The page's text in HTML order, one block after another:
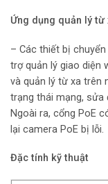
Ứng dụng quản lý
– Các thiết bị
trợ quản lý giao diện
và quản lý từ xa trên
trạng thái mạng, sửa
Ngoài ra, cổng PoE
lại camera PoE bị lỗi.
Đặc tính kỹ thuật